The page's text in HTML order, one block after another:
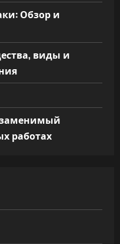
Обзор и
виды и
работах